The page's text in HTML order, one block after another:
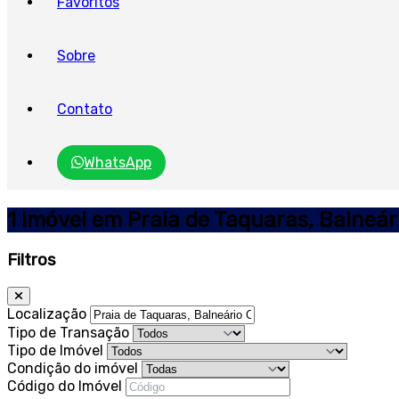
Sobre
Contato
WhatsApp
1 Imóvel em Praia de Taquaras,
Filtros
Localização
Tipo de Transação
Tipo de Imóvel
Condição do imóvel
Código do Imóvel